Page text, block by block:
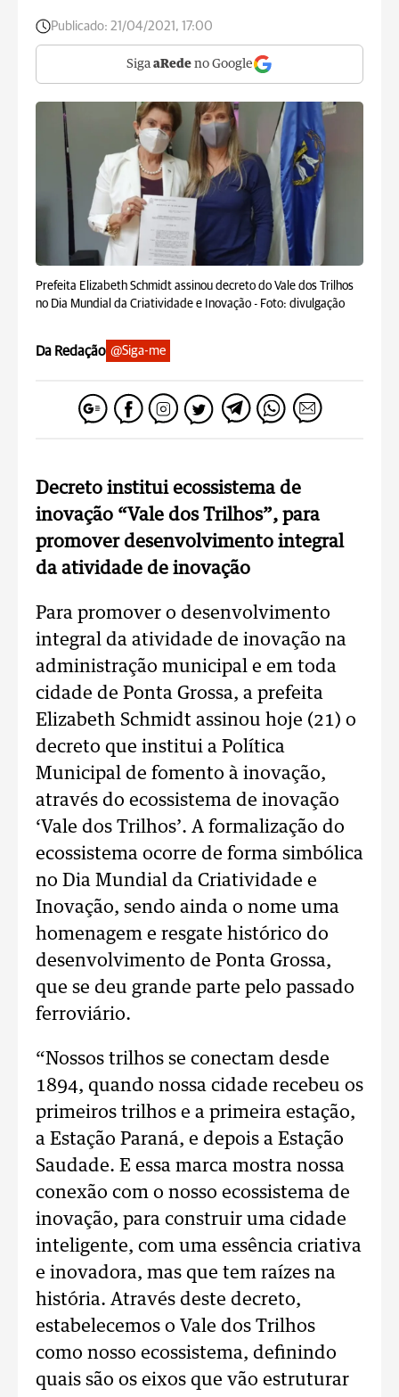
Publicado: 21/04/2021, 17:00
Siga aRede no Google
Prefeita Elizabeth Schmidt assinou decreto do Vale dos Trilhos
no Dia Mundial da Criatividade e Inovação - Foto: divulgação
Da Redação @Siga-me
Decreto institui ecossistema de
inovação “Vale dos Trilhos”, para
promover desenvolvimento integral
da atividade de inovação
Para promover o desenvolvimento
integral da atividade de inovação na
administração municipal e em toda
cidade de Ponta Grossa, a prefeita
Elizabeth Schmidt assinou hoje (21) o
decreto que institui a Política
Municipal de fomento à inovação,
através do ecossistema de inovação
‘Vale dos Trilhos’. A formalização do
ecossistema ocorre de forma simbólica
no Dia Mundial da Criatividade e
Inovação, sendo ainda o nome uma
homenagem e resgate histórico do
desenvolvimento de Ponta Grossa,
que se deu grande parte pelo passado
ferroviário.
“Nossos trilhos se conectam desde
1894, quando nossa cidade recebeu os
primeiros trilhos e a primeira estação,
a Estação Paraná, e depois a Estação
Saudade. E essa marca mostra nossa
conexão com o nosso ecossistema de
inovação, para construir uma cidade
inteligente, com uma essência criativa
e inovadora, mas que tem raízes na
história. Através deste decreto,
estabelecemos o Vale dos Trilhos
como nosso ecossistema, definindo
quais são os eixos que vão estruturar